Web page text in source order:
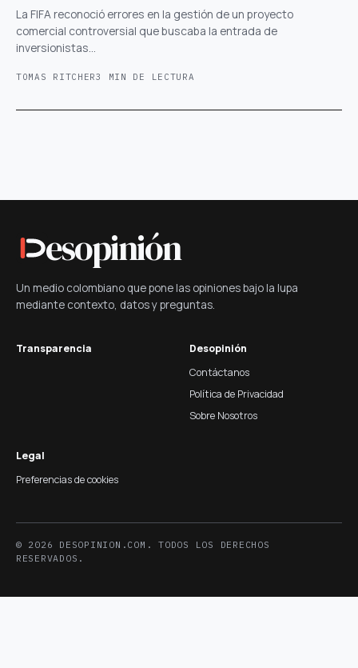
La FIFA reconoció errores en la gestión de un proyecto
comercial controversial que buscaba la entrada de
inversionistas…
TOMAS RITCHER3 MIN DE LECTURA
esopinión
Un medio colombiano que pone las opiniones bajo la lupa
mediante contexto, datos y preguntas.
Transparencia
Desopinión
Contáctanos
Política de Privacidad
Sobre Nosotros
Legal
Preferencias de cookies
© 2026 DESOPINION.COM. TODOS LOS DERECHOS
RESERVADOS.